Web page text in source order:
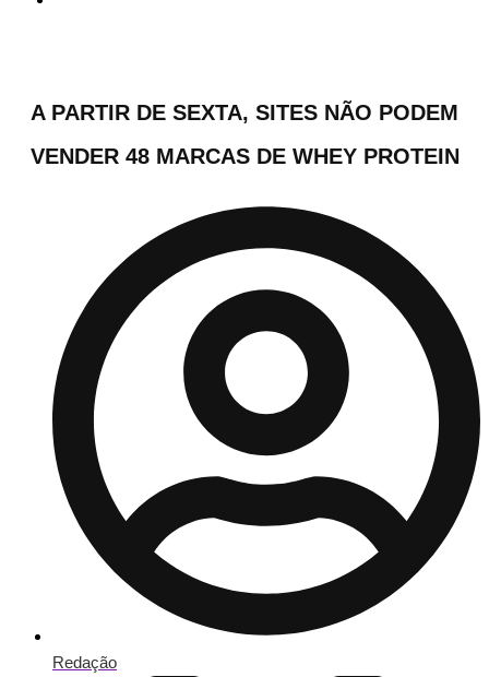
A PARTIR DE SEXTA, SITES NÃO PODEM
VENDER 48 MARCAS DE WHEY PROTEIN
Redação